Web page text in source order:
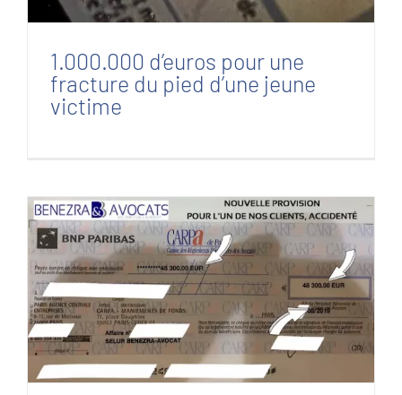
1.000.000 d’euros pour une
fracture du pied d’une jeune
victime
Août 2019 : Provision de plus de 48.000
euros, versée à piéton renversé